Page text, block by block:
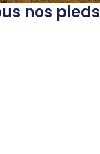
nos pieds